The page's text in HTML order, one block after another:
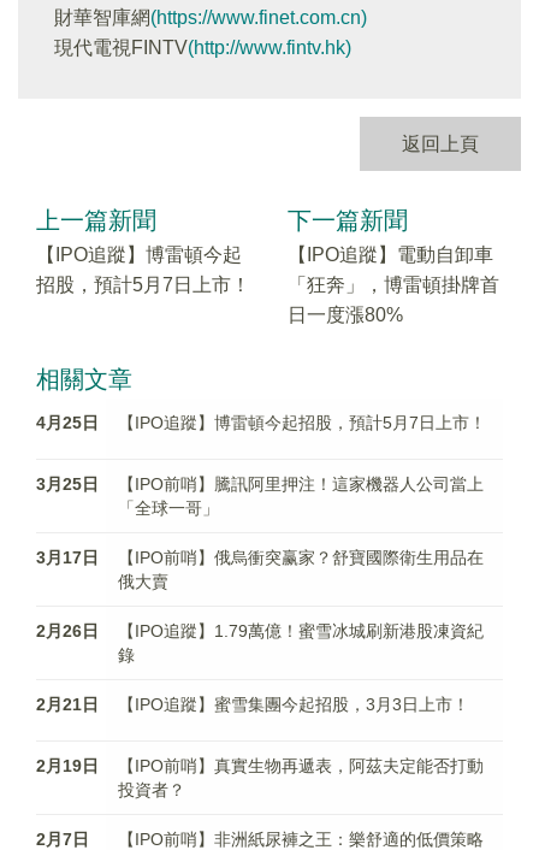
財華智庫網(https://www.finet.com.cn)
現代電視FINTV(http://www.fintv.hk)
返回上頁
上一篇新聞
【IPO追蹤】博雷頓今起
招股，預計5月7日上市！
下一篇新聞
【IPO追蹤】電動自卸車
「狂奔」，博雷頓掛牌首
日一度漲80%
相關文章
4月25日 【IPO追蹤】博雷頓今起招股，預計5月7日上市！
3月25日
【IPO前哨】騰訊阿里押注！這家機器人公司當上
「全球一哥」
3月17日
【IPO前哨】俄烏衝突赢家？舒寶國際衛生用品在
俄大賣
2月26日
【IPO追蹤】1.79萬億！蜜雪冰城刷新港股凍資紀
錄
2月21日 【IPO追蹤】蜜雪集團今起招股，3月3日上市！
2月19日
【IPO前哨】真實生物再遞表，阿茲夫定能否打動
投資者？
2月7日
【IPO前哨】非洲紙尿褲之王：樂舒適的低價策略